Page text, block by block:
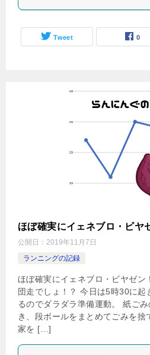
Tweet 0
ほぼ確実にイェネブロ・ビヤ
公開日： 2019年11月7日
ランニングの記録
ほぼ確実にイェネブロ・ビヤゼン
団走でしょ！？ 今日は5時30に起
るのでダラダラ準備運動。 紙ご
き、段ボールをまとめてごみを捨
家を […]